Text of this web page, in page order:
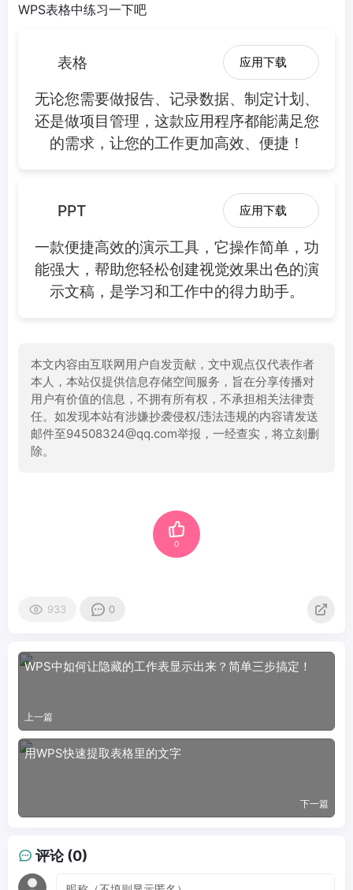
WPS表格中练习一下吧
表格 应用下载
无论您需要做报告、记录数据、制定计划、
还是做项目管理，这款应用程序都能满足您
的需求，让您的工作更加高效、便捷！
PPT 应用下载
一款便捷高效的演示工具，它操作简单，功
能强大，帮助您轻松创建视觉效果出色的演
示文稿，是学习和工作中的得力助手。
本文内容由互联网用户自发贡献，文中观点仅代表作者
本人，本站仅提供信息存储空间服务，旨在分享传播对
用户有价值的信息，不拥有所有权，不承担相关法律责
任。如发现本站有涉嫌抄袭侵权/违法违规的内容请发送
邮件至94508324@qq.com举报，一经查实，将立刻删
除。
0
933 0
WPS中如何让隐藏的工作表显示出来？简单三步搞定！
上一篇
用WPS快速提取表格里的文字
下一篇
评论 (0)